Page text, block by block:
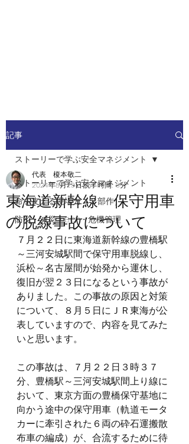
記事
ストーリーで学ぶ安全マネジメント
命を支える現場力（２部作）
防災・減災・BCP・危機管理
ストーリーで学ぶ安全マネジメント
東海道新幹線 保守用車
の脱線事故について
代表 榎本敬二
2024年8月29日読了時間: 6分
７月２２日に東海道新幹線の豊橋駅
～三河安城駅間で保守用車脱線し、
浜松～名古屋間が始発から運休し、
復旧が翌２３日になるという事故が
ありました。この事故の原因と対策
について、８月５日にＪＲ東海が公
表していますので、内容を見てみた
いと思います。
この事故は、７月２２日３時３７
分、豊橋駅～三河安城駅間上り線に
おいて、東京方面の豊橋保守基地に
向かう途中の保守用車（軌道モータ
カーに牽引された６両の砕石運搬散
布車の編成）が、合流するために待